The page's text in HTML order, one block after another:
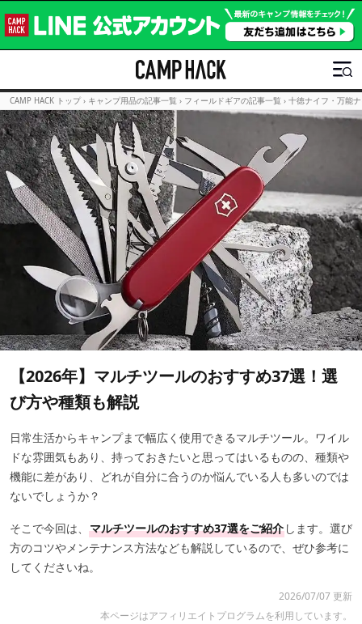
CAMP HACK トップ › キャンプ用品の記事一覧 › フィールドギアの記事一覧 › 十徳ナイフ・万能
【2026年】マルチツールのおすすめ37選！選
び方や種類も解説
日常生活からキャンプまで幅広く使用できるマルチツール。ワイル
ドな雰囲気もあり、持っておきたいと思ってはいるものの、種類や
機能に差があり、どれが自分に合うのか悩んでいる人も多いのでは
ないでしょうか？
そこで今回は、 マルチツールのおすすめ37選をご紹介 します。選び
方のコツやメンテナンス方法なども解説しているので、ぜひ参考に
してくださいね。
2026/07/07 更新
本ページはアフィリエイトプログラムを利用しています。